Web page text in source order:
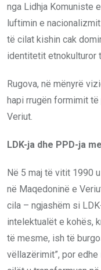
nga Lidhja Komuniste
luftimin e
të cilat kishin cak
identitetit etnokulturor
Rugova, në mënyrë
hapi rrugën formimit
Veriut.
LDK-ja dhe PPD-ja
Në 5 maj të vitit 1990
në Maqedoninë e
cila – ngjashëm si
intelektualët e kohës,
të mesme, ish të
vëllazërimit”, por